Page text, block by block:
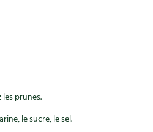
prunes.
le sucre, le sel.